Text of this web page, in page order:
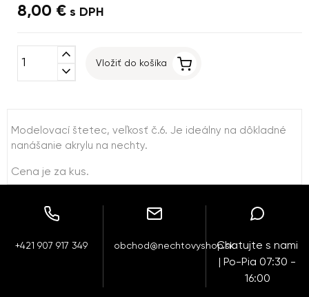
8,00 € s DPH
expand_less
expand_more
Vložiť do košíka
Modelovací štetec, veľkosť č.6. Je ideálny na dôkladné
nanášanie akrylu na nechty.
Cena je za kus.
+421 907 917 349 obchod@nechtovyshop.skChatujte s nami
| Po-Pia 07:30 -
16:00